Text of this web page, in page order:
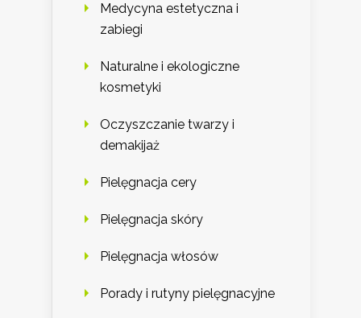
Medycyna estetyczna i
zabiegi
Naturalne i ekologiczne
kosmetyki
Oczyszczanie twarzy i
demakijaż
Pielęgnacja cery
Pielęgnacja skóry
Pielęgnacja włosów
Porady i rutyny pielęgnacyjne